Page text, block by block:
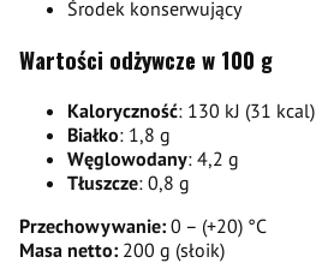
Środek konserwujący
Wartości odżywcze w 100 g
Kaloryczność: 130 kJ (31 kcal)
Białko: 1,8 g
Węglowodany: 4,2 g
Tłuszcze: 0,8 g
Przechowywanie: 0 – (+20) °C
Masa netto: 200 g (słoik)